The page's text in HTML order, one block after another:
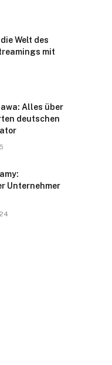
Welt des
mit
Alles über
deutschen
Unternehmer